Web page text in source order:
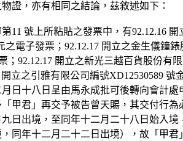
證，亦有相同之結論，茲敘述如下：
11 號上所粘貼之發票中，有92.12.16
電子發票；92.12.17 開立之金生儀鐘
；92.12.17 開立之新光三越百貨股份
立之引雅有限公司編號XD12530589
日十八日呈由馬永成批可後轉向會計
甲君」再交予被告曾天賜，其交付行
日出境，至同年十二月二十八日始入
同年十二月二十二日出境），故「甲